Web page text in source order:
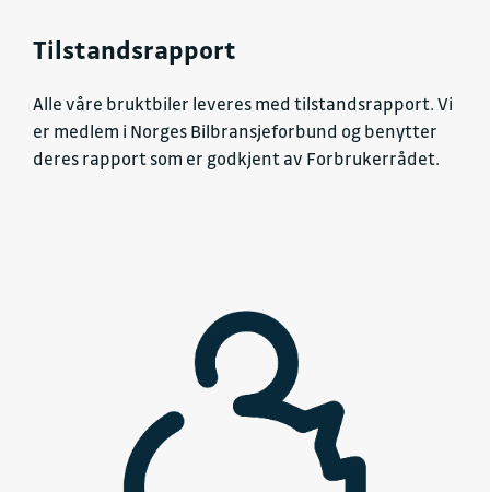
Tilstandsrapport
Alle våre bruktbiler leveres med tilstandsrapport. Vi
er medlem i Norges Bilbransjeforbund og benytter
deres rapport som er godkjent av Forbrukerrådet.